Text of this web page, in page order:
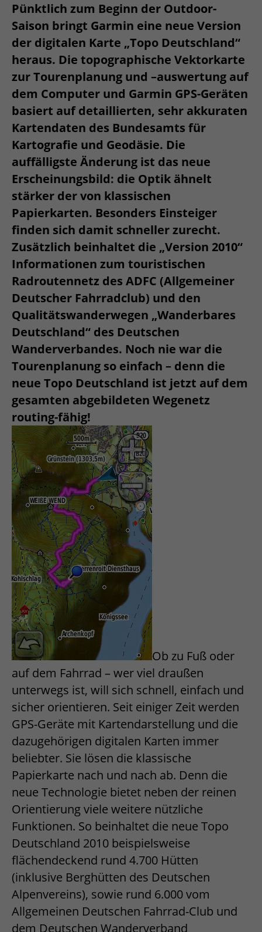
Pünktlich zum Beginn der Outdoor-
Saison bringt Garmin eine neue Version
der digitalen Karte „Topo Deutschland“
heraus. Die topographische Vektorkarte
zur Tourenplanung und –auswertung auf
dem Computer und Garmin GPS-Geräten
basiert auf detaillierten, sehr akkuraten
Kartendaten des Bundesamts für
Kartografie und Geodäsie. Die
auffälligste Änderung ist das neue
Erscheinungsbild: die Optik ähnelt
stärker der von klassischen
Papierkarten. Besonders Einsteiger
finden sich damit schneller zurecht.
Zusätzlich beinhaltet die „Version 2010“
Informationen zum touristischen
Radroutennetz des ADFC (Allgemeiner
Deutscher Fahrradclub) und den
Qualitätswanderwegen „Wanderbares
Deutschland“ des Deutschen
Wanderverbandes. Noch nie war die
Tourenplanung so einfach – denn die
neue Topo Deutschland ist jetzt auf dem
gesamten abgebildeten Wegenetz
routing-fähig!
Ob zu Fuß oder
auf dem Fahrrad – wer viel draußen
unterwegs ist, will sich schnell, einfach und
sicher orientieren. Seit einiger Zeit werden
GPS-Geräte mit Kartendarstellung und die
dazugehörigen digitalen Karten immer
beliebter. Sie lösen die klassische
Papierkarte nach und nach ab. Denn die
neue Technologie bietet neben der reinen
Orientierung viele weitere nützliche
Funktionen. So beinhaltet die neue Topo
Deutschland 2010 beispielsweise
flächendeckend rund 4.700 Hütten
(inklusive Berghütten des Deutschen
Alpenvereins), sowie rund 6.000 vom
Allgemeinen Deutschen Fahrrad-Club und
dem Deutschen Wanderverband